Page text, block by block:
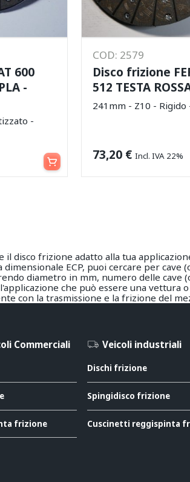
600
-
-
Aggiungi al carrello
COD: 2579
Disco frizione
512 TESTA
241mm - Z10 - Rigido
73,20 € Incl. IVA 22%
disco frizione adatto alla tua
ECP, puoi cercare per
diametro in mm, numero delle cave
che può essere una vettura
con la trasmissione e la frizione del
Commerciali
frizione
Veicoli industriali
Dischi frizione
Spingidisco frizione
Cuscinetti reggispinta